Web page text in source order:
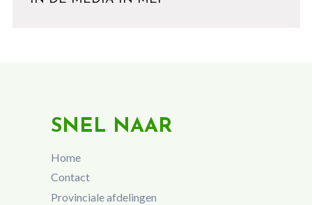
SNEL NAAR
Home
Contact
Provinciale afdelingen